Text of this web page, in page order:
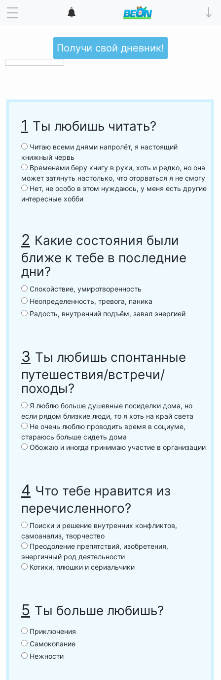
Получи свой дневник!
1 Ты любишь читать?
Читаю всеми днями напролёт, я настоящий
книжный червь
Временами беру книгу в руки, хоть и редко, но она
может затянуть настолько, что оторваться я не смогу
Нет, не особо в этом нуждаюсь, у меня есть другие
интересные хобби
2 Какие состояния были
ближе к тебе в последние
дни?
Спокойствие, умиротворенность
Неопределенность, тревога, паника
Радость, внутренний подъём, завал энергией
3 Ты любишь спонтанные
путешествия/встречи/
походы?
Я люблю больше душевные посиделки дома, но
если рядом близкие люди, то я хоть на край света
Не очень люблю проводить время в социуме,
стараюсь больше сидеть дома
Обожаю и иногда принимаю участие в организации
4 Что тебе нравится из
перечисленного?
Поиски и решение внутренних конфликтов,
самоанализ, творчество
Преодоление препятствий, изобретения,
энергичный род деятельности
Котики, плюшки и сериальчики
5 Ты больше любишь?
Приключения
Самокопание
Нежности